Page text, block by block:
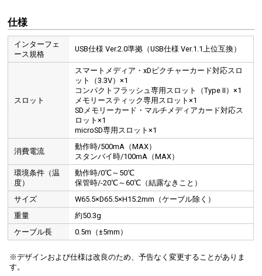
仕様
インターフェ
ース規格
USB仕様 Ver.2.0準拠（USB仕様 Ver.1.1上位互換）
スロット
スマートメディア・xDピクチャーカード対応スロ
ット（3.3V）×1
コンパクトフラッシュ専用スロット（Type II）×1
メモリースティック専用スロット×1
SDメモリーカード・マルチメディアカード対応ス
ロット×1
microSD専用スロット×1
消費電流
動作時/500mA（MAX）
スタンバイ時/100mA（MAX）
環境条件（温
度）
動作時/0℃～50℃
保管時/-20℃～60℃（結露なきこと）
サイズ
W65.5×D65.5×H15.2mm（ケーブル除く）
重量
約50.3g
ケーブル長
0.5m（±5mm）
※デザインおよび仕様は改良のため、予告なく変更することがありま
す。